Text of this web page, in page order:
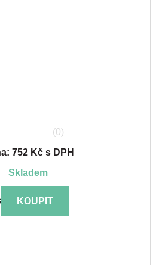
(0)
752 Kč s DPH
skladem
KOUPIT